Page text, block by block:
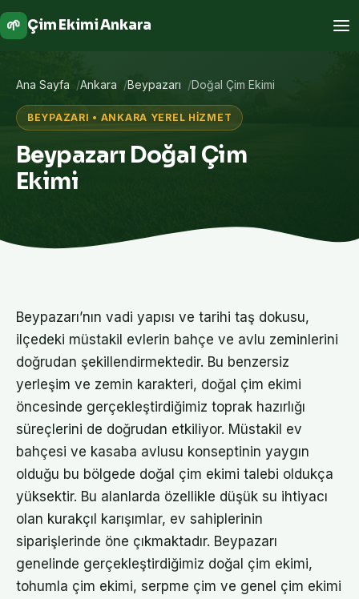
🌱 Çim Ekimi Ankara
Ana Sayfa Ankara Beypazarı Doğal Çim Ekimi
BEYPAZARI • ANKARA YEREL HIZMET
Beypazarı Doğal Çim
Ekimi
Beypazarı’nın vadi yapısı ve tarihi taş dokusu,
ilçedeki müstakil evlerin bahçe ve avlu zeminlerini
doğrudan şekillendirmektedir. Bu benzersiz
yerleşim ve zemin karakteri, doğal çim ekimi
öncesinde gerçekleştirdiğimiz toprak hazırlığı
süreçlerini de doğrudan etkiliyor. Müstakil ev
bahçesi ve kasaba avlusu konseptinin yaygın
olduğu bu bölgede doğal çim ekimi talebi oldukça
yüksektir. Bu alanlarda özellikle düşük su ihtiyacı
olan kurakçıl karışımlar, ev sahiplerinin
siparişlerinde öne çıkmaktadır. Beypazarı
genelinde gerçekleştirdiğimiz doğal çim ekimi,
tohumla çim ekimi, serpme çim ve genel çim ekimi